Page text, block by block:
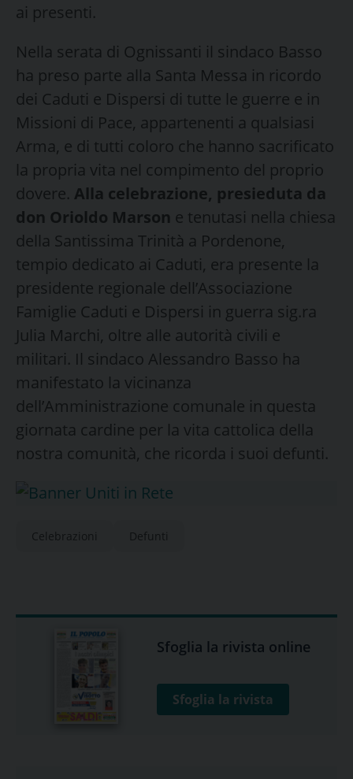
ai presenti.
Nella serata di Ognissanti il sindaco Basso
ha preso parte alla Santa Messa in ricordo
dei Caduti e Dispersi di tutte le guerre e in
Missioni di Pace, appartenenti a qualsiasi
Arma, e di tutti coloro che hanno sacrificato
la propria vita nel compimento del proprio
dovere. Alla celebrazione, presieduta da
don Orioldo Marson e tenutasi nella chiesa
della Santissima Trinità a Pordenone,
tempio dedicato ai Caduti, era presente la
presidente regionale dell’Associazione
Famiglie Caduti e Dispersi in guerra sig.ra
Julia Marchi, oltre alle autorità civili e
militari. Il sindaco Alessandro Basso ha
manifestato la vicinanza
dell’Amministrazione comunale in questa
giornata cardine per la vita cattolica della
nostra comunità, che ricorda i suoi defunti.
Celebrazioni Defunti
Sfoglia la rivista online
Sfoglia la rivista